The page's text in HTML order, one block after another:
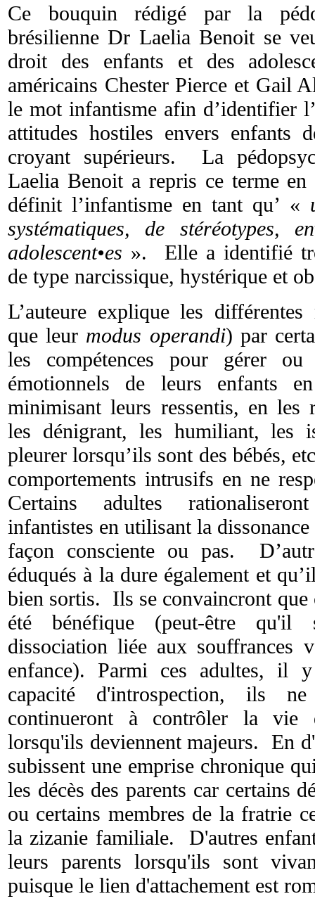
Ce bouquin rédigé par la
brésilienne Dr Laelia Benoit se
droit des enfants et des
américains Chester Pierce et Gail
le mot infantisme afin d’identifier
attitudes hostiles envers enfants
croyant supérieurs. La
Laelia Benoit a repris ce terme
définit l’infantisme en tant qu’ «
systématiques, de stéréotypes,
adolescent•es ». Elle a identifié
de type narcissique, hystérique et
L’auteure explique les
que leur modus operandi) par
les compétences pour gérer
émotionnels de leurs enfants
minimisant leurs ressentis, en les
les dénigrant, les humiliant, les
pleurer lorsqu’ils sont des bébés,
comportements intrusifs en ne
Certains adultes
infantistes en utilisant la
façon consciente ou pas.
éduqués à la dure également et
bien sortis. Ils se convaincront que
été bénéfique (peut-être
dissociation liée aux souffrances
enfance). Parmi ces adultes, il
capacité d'introspection, ils
continueront à contrôler la vie
lorsqu'ils deviennent majeurs. En
subissent une emprise chronique
les décès des parents car certains
ou certains membres de la fratrie
la zizanie familiale. D'autres
leurs parents lorsqu'ils sont
puisque le lien d'attachement est